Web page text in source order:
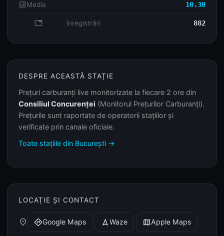
analyticsMedia 10.30
database înregistrări 882
DESPRE ACEASTĂ STAȚIE
Prețuri carburanți live monitorizate la fiecare 2 ore din
Consiliul Concurenței (Monitorul Prețurilor Carburanți).
Prețurile sunt raportate de operatorii stațiilor și
verificate prin canale oficiale.
Toate stațiile din București →
LOCAȚIE ȘI CONTACT
place directionsGoogle Maps navigation Waze mapApple Maps